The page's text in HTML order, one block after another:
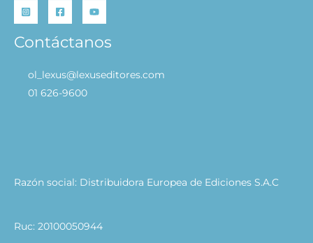
Contáctanos
ol_lexus@lexuseditores.com
01 626-9600
Razón social: Distribuidora Europea de Ediciones S.A.C
Ruc: 20100050944